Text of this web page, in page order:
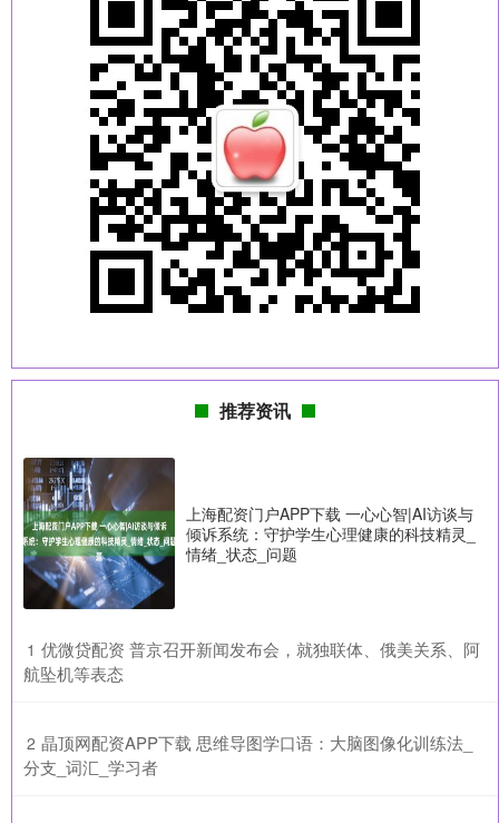
推荐资讯
上海配资门户APP下载 一心心智|AI访谈与
倾诉系统：守护学生心理健康的科技精灵_
情绪_状态_问题
1 ​优微贷配资 普京召开新闻发布会，就独联体、俄美关系、阿
航坠机等表态
2 ​晶顶网配资APP下载 思维导图学口语：大脑图像化训练法_
分支_词汇_学习者